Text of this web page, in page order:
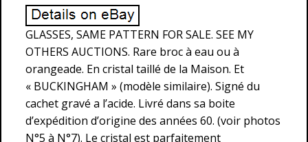
GLASSES, SAME PATTERN FOR SALE. SEE MY
OTHERS AUCTIONS. Rare broc à eau ou à
orangeade. En cristal taillé de la Maison. Et
« BUCKINGHAM » (modèle similaire). Signé du
cachet gravé a l’acide. Livré dans sa boite
d’expédition d’origine des années 60. (voir photos
N°5 à N°7). Le cristal est parfaitement